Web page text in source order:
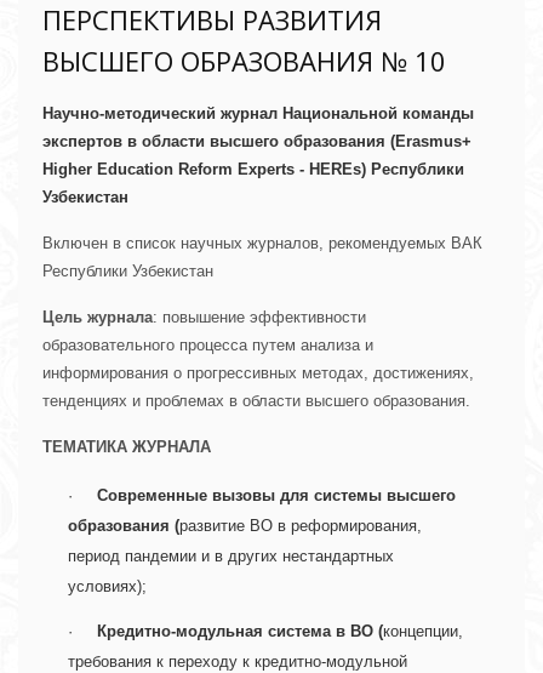
ПЕРСПЕКТИВЫ РАЗВИТИЯ
ВЫСШЕГО ОБРАЗОВАНИЯ № 10
Научно-методический журнал Национальной команды
экспертов в области высшего образования (Erasmus+
Higher Education Reform Experts - HEREs) Республики
Узбекистан
Включен в список научных журналов, рекомендуемых ВАК
Республики Узбекистан
Цель журнала: повышение эффективности
образовательного процесса путем анализа и
информирования о прогрессивных методах, достижениях,
тенденциях и проблемах в области высшего образования.
ТЕМАТИКА ЖУРНАЛА
· Современные вызовы для системы высшего
образования (развитие ВО в реформирования,
период пандемии и в других нестандартных
условиях);
· Кредитно-модульная система в ВО (концепции,
требования к переходу к кредитно-модульной